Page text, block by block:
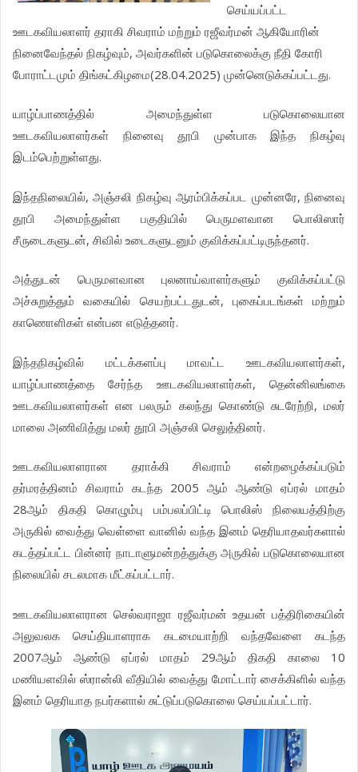
செய்யப்பட்ட
ஊடகவியலாளர் தராகி சிவராம் மற்றும் ரஜீவர்மன் ஆகியோரின்
நினைவேந்தல் நிகழ்வும், அவர்களின் படுகொலைக்கு நீதி கோரி
போராட்டமும் திங்கட்கிழமை(28.04.2025) முன்னெடுக்கப்பட்டது.
யாழ்ப்பாணத்தில் அமைந்துள்ள படுகொலையான
ஊடகவியலாளர்கள் நினைவு தூபி முன்பாக இந்த நிகழ்வு
இடம்பெற்றுள்ளது.
இந்தநிலையில், அஞ்சலி நிகழ்வு ஆரம்பிக்கப்பட முன்னரே, நினைவு
தூபி அமைந்துள்ள பகுதியில் பெருமளவான பொலிஸார்
சீருடைகளுடன், சிவில் உடைகளுடனும் குவிக்கப்பட்டிருந்தனர்.
அத்துடன் பெருமளவான புலனாய்வாளர்களும் குவிக்கப்பட்டு
அச்சுறுத்தும் வகையில் செயற்பட்டதுடன், புகைப்படங்கள் மற்றும்
காணொளிகள் என்பன எடுத்தனர்.
இந்தநிகழ்வில் மட்டக்களப்பு மாவட்ட ஊடகவியலாளர்கள்,
யாழ்ப்பாணத்தை சேர்ந்த ஊடகவியலாளர்கள், தென்னிலங்கை
ஊடகவியலாளர்கள் என பலரும் கலந்து கொண்டு சுடரேற்றி, மலர்
மாலை அணிவித்து மலர் தூபி அஞ்சலி செலுத்தினர்.
ஊடகவியலாளரான தராக்கி சிவராம் என்றழைக்கப்படும்
தர்மரத்தினம் சிவராம் கடந்த 2005 ஆம் ஆண்டு ஏப்ரல் மாதம்
28ஆம் திகதி கொழும்பு பம்பலப்பிட்டி பொலிஸ் நிலையத்திற்கு
அருகில் வைத்து வெள்ளை வானில் வந்த இனம் தெரியாதவர்களால்
கடத்தப்பட்ட பின்னர் நாடாளுமன்றத்துக்கு அருகில் படுகொலையான
நிலையில் சடலமாக மீட்கப்பட்டார்.
ஊடகவியலாளரான செல்வராஜா ரஜீவர்மன் உதயன் பத்திரிகையின்
அலுவலக செய்தியாளராக கடமையாற்றி வந்தவேளை கடந்த
2007ஆம் ஆண்டு ஏப்ரல் மாதம் 29ஆம் திகதி காலை 10
மணியளவில் ஸ்ரான்லி வீதியில் வைத்து மோட்டார் சைக்கிளில் வந்த
இனம் தெரியாத நபர்களால் சுட்டுப்படுகொலை செய்யப்பட்டார்.